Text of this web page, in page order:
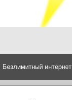
Безлимитный интернет